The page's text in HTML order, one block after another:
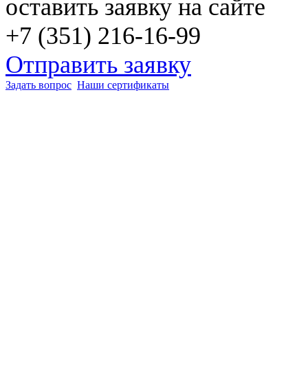
оставить заявку на сайте
+7 (351) 216-16-99
Отправить заявку
Задать вопрос Наши сертификаты